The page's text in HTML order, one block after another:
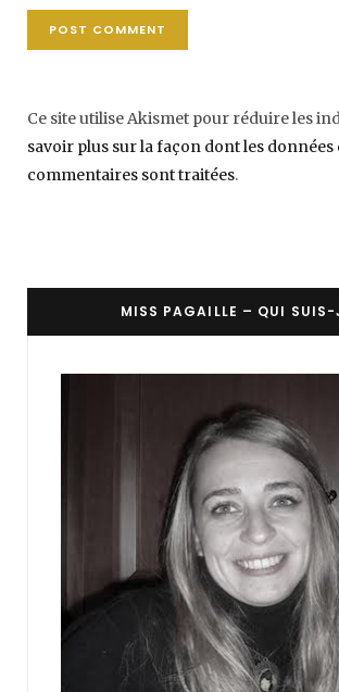
Ce site utilise Akismet pour réduire les
savoir plus sur la façon dont les données
commentaires sont traitées.
MISS PAGAILLE – QUI SUIS-